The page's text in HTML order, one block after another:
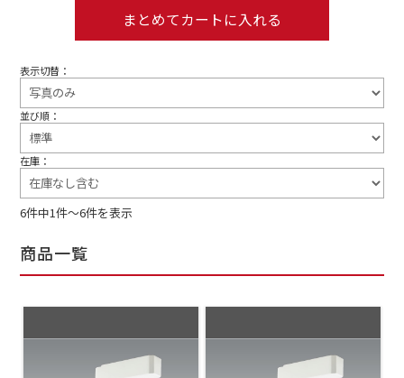
表示切替：
並び順：
在庫：
6件中1件～6件を表示
商品一覧